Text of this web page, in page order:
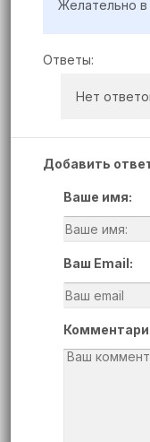
Желательно
Ответы:
Нет
Добавить
Ваше имя:
Ваш Email: